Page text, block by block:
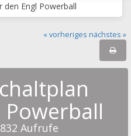
den Engl Powerball
« vorheriges nächstes »
Aufrufe